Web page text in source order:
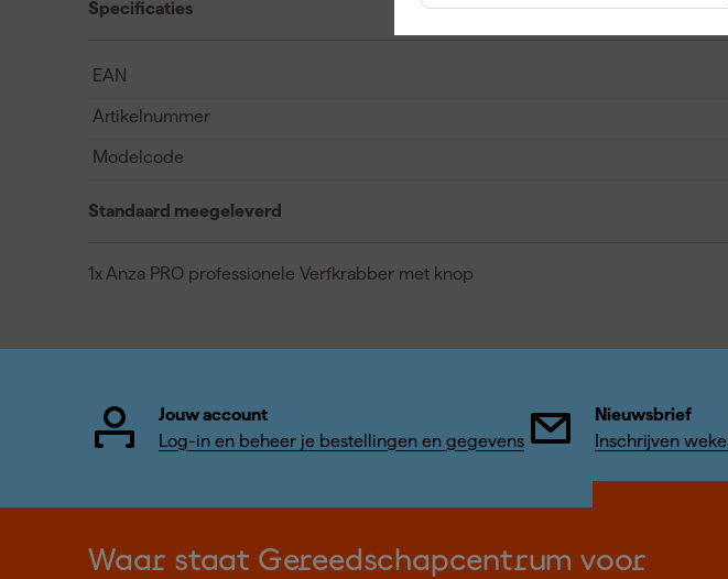
Specificaties
EAN
Artikelnummer
Modelcode
Standaard meegeleverd
1x Anza PRO professionele Verfkrabber met knop
Jouw account
Log-in en beheer je bestellingen en gegevens
Nieuwsbrief
Inschrijven
Waar staat Gereedschapcentrum voor